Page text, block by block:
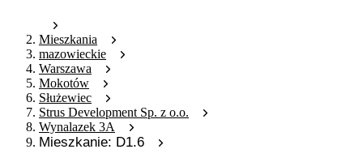
Mieszkania
mazowieckie
Warszawa
Mokotów
Służewiec
Strus Development Sp. z o.o.
Wynalazek 3A
Mieszkanie: D1.6